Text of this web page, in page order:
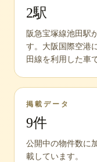
2駅
阪急宝塚線池田駅
す。大阪国際空港
田線を利用した車
掲載データ
9件
公開中の物件数に
載しています。